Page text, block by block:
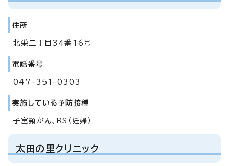
住所
北栄三丁目34番16号
電話番号
047-351-0303
実施している予防接種
子宮頸がん、RS（妊婦）
太田の里クリニック